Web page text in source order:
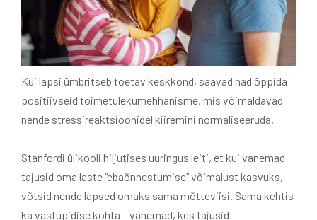
Kui lapsi ümbritseb toetav keskkond, saavad nad õppida
positiivseid toimetulekumehhanisme, mis võimaldavad
nende stressireaktsioonidel kiiremini normaliseeruda.
Stanfordi ülikooli hiljutises uuringus leiti, et kui vanemad
tajusid oma laste “ebaõnnestumise” võimalust kasvuks,
võtsid nende lapsed omaks sama mõtteviisi. Sama kehtis
ka vastupidise kohta – vanemad, kes tajusid